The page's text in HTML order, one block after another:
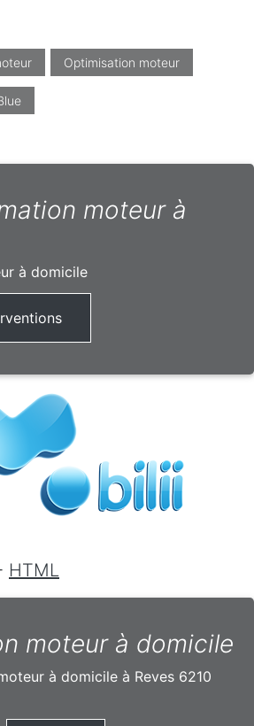
Optimisation moteur
moteur à
à domicile
HTML
moteur à domicile
à domicile à Reves 6210